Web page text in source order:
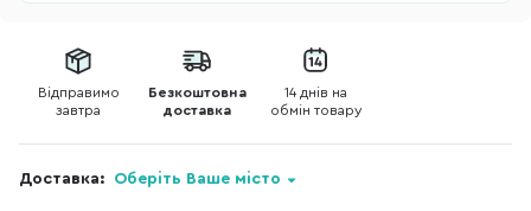
Відправимо
завтра
Безкоштовна
доставка
14 днів на
обмін товару
Доставка: Оберіть Ваше місто